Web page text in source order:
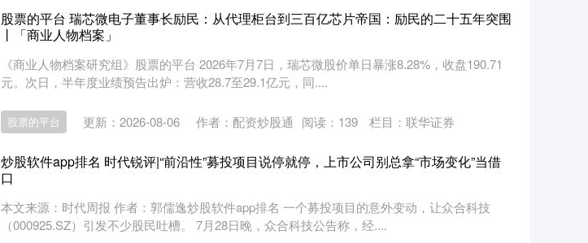
股票的平台 瑞芯微电子董事长励民：从代理柜台到三百亿芯片帝国：励民的二十五年突围
丨「商业人物档案」
《商业人物档案研究组》股票的平台 2026年7月7日，瑞芯微股价单日暴涨8.28%，收盘190.71
元。次日，半年度业绩预告出炉：营收28.7至29.1亿元，同....
股票的平台 更新：2026-08-06 作者：配资炒股通 阅读： 139 栏目： 联华证券
炒股软件app排名 时代锐评|“前沿性”募投项目说停就停，上市公司别总拿“市场变化”当借
口
本文来源：时代周报 作者：郭儒逸炒股软件app排名 一个募投项目的意外变动，让众合科技
（000925.SZ）引发不少股民吐槽。 7月28日晚，众合科技公告称，经....